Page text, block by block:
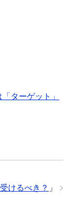
ターゲット」
けるべき？ 」